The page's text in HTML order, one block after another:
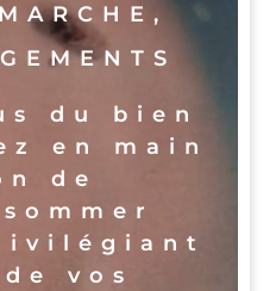
du bien
en main
de
vos